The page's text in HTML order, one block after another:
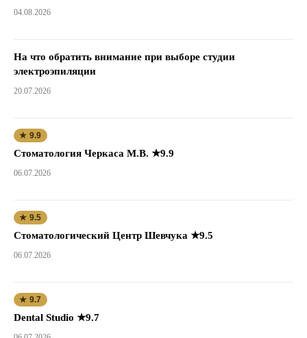
04.08.2026
На что обратить внимание при выборе студии
электроэпиляции
20.07.2026
★ 9.9
Стоматология Черкаса М.В. ★9.9
06.07.2026
★ 9.5
Стоматологический Центр Шевчука ★9.5
06.07.2026
★ 9.7
Dental Studio ★9.7